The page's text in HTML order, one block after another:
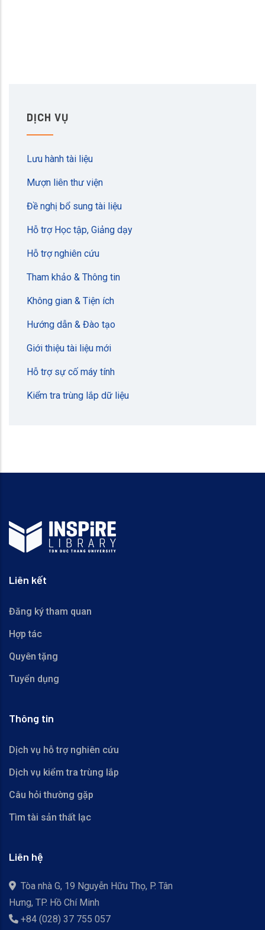
DỊCH VỤ
Lưu hành tài liệu
Mượn liên thư viện
Đề nghị bổ sung tài liệu
Hỗ trợ Học tập, Giảng dạy
Hỗ trợ nghiên cứu
Tham khảo & Thông tin
Không gian & Tiện ích
Hướng dẫn & Đào tạo
Giới thiệu tài liệu mới
Hỗ trợ sự cố máy tính
Kiểm tra trùng lắp dữ liệu
Liên kết
Đăng ký tham quan
Hợp tác
Quyên tặng
Tuyển dụng
Thông tin
Dịch vụ hỗ trợ nghiên cứu
Dịch vụ kiểm tra trùng lắp
Câu hỏi thường gặp
Tìm tài sản thất lạc
Liên hệ
Tòa nhà G, 19 Nguyễn Hữu Thọ, P. Tân
Hưng, TP. Hồ Chí Minh
+84 (028) 37 755 057